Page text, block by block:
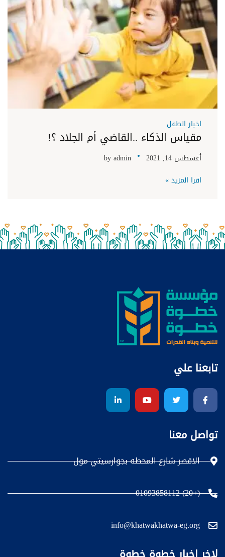
اخبار الطفل
مقياس الذكاء ..القاضي أم الجلاد ؟!
أغسطس 14, 2021 byadmin
اقرا المزيد »
تابعنا علي
تواصل معنا
الاقصر شارع المحطه بجوارسيتي مول
(+20) 01093858112
info@khatwakhatwa-eg.org